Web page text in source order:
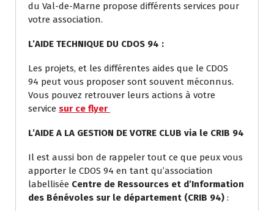
du Val-de-Marne propose différents services pour
votre association.
L’AIDE TECHNIQUE DU CDOS 94 :
Les projets, et les différentes aides que le CDOS
94 peut vous proposer sont souvent méconnus.
Vous pouvez retrouver leurs actions à votre
service sur ce flyer
L’AIDE A LA GESTION DE VOTRE CLUB via le CRIB 94
Il est aussi bon de rappeler tout ce que peux vous
apporter le CDOS 94 en tant qu’association
labellisée Centre de Ressources et d’Information
des Bénévoles sur le département (CRIB 94) :